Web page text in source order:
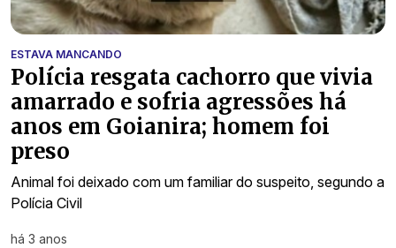
ESTAVA MANCANDO
Polícia resgata cachorro que vivia
amarrado e sofria agressões há
anos em Goianira; homem foi
preso
Animal foi deixado com um familiar do suspeito, segundo a
Polícia Civil
há 3 anos